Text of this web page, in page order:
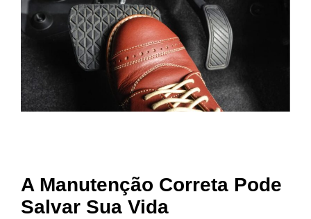
A Manutenção Correta Pode
Salvar Sua Vida